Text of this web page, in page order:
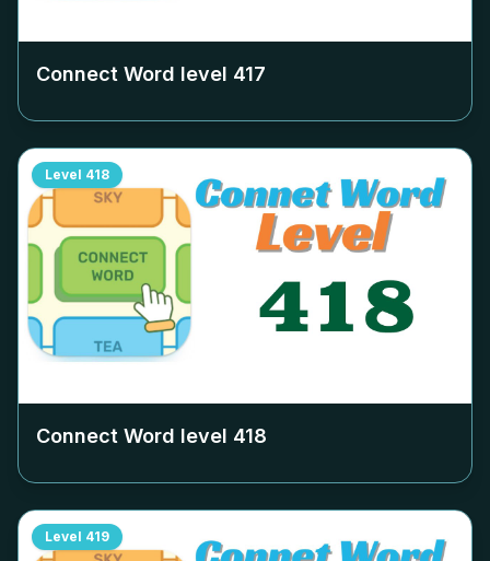
Connect Word level 417
Level 418
Connect Word level 418
Level 419